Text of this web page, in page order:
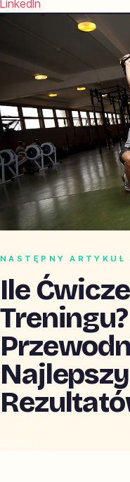
LinkedIn
NASTĘPNY ARTYKUŁ
Ile